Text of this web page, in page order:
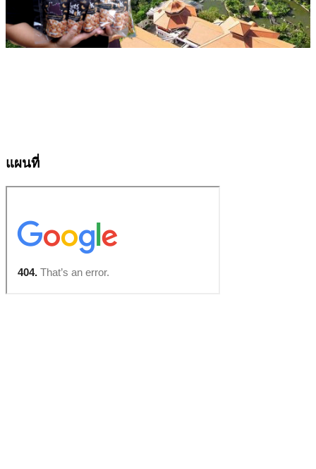
แผนที่